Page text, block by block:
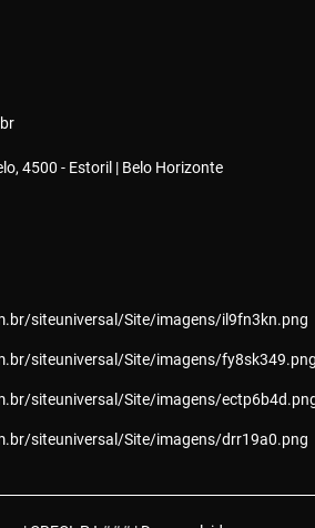
4500 - Estoril | Belo Horizonte